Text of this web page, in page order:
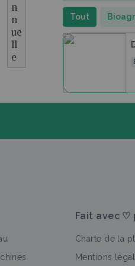
n
n
ue
ll
e
Tout
Fait avec ♡
Charte de la
Mentions